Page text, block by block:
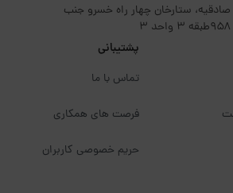
صادقیه، ستارخان چهار راه خسرو جنب
پشتیبانی
تماس با ما
فرصت های همکاری
حریم خصوصی کاربران